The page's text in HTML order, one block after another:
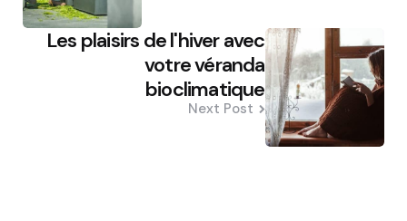
Les plaisirs de l'hiver avec
votre véranda
bioclimatique
Next Post